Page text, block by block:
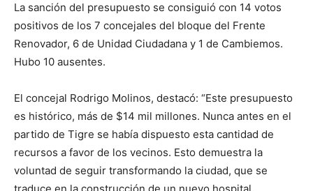
La sanción del presupuesto se consiguió con 14 votos
positivos de los 7 concejales del bloque del Frente
Renovador, 6 de Unidad Ciudadana y 1 de Cambiemos.
Hubo 10 ausentes.
El concejal Rodrigo Molinos, destacó: “Este presupuesto
es histórico, más de $14 mil millones. Nunca antes en el
partido de Tigre se había dispuesto esta cantidad de
recursos a favor de los vecinos. Esto demuestra la
voluntad de seguir transformando la ciudad, que se